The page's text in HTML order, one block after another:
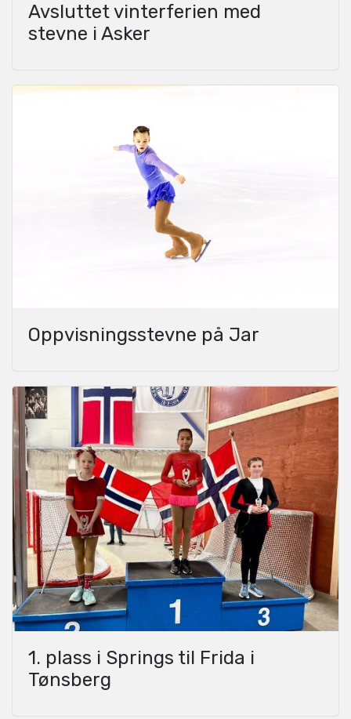
Avsluttet vinterferien med
stevne i Asker
Oppvisningsstevne på Jar
1. plass i Springs til Frida i
Tønsberg